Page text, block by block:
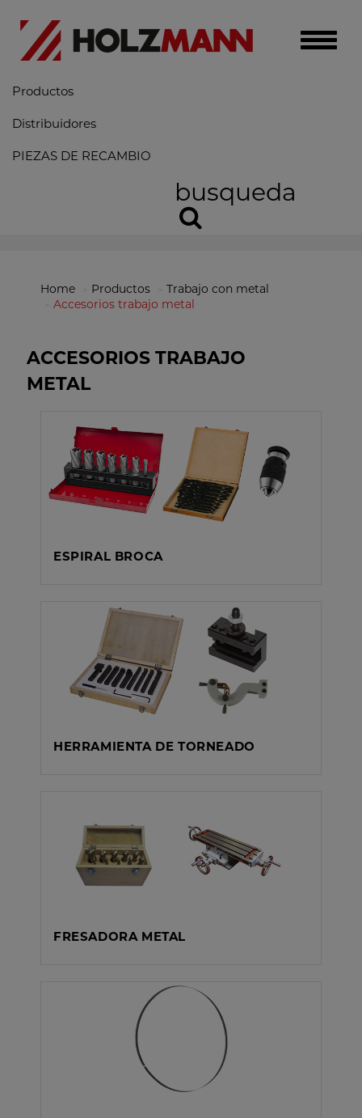
Toggle
Productos
Distribuidores
PIEZAS DE RECAMBIO
busqueda
Home Productos
Trabajo con metal
Accesorios trabajo metal
ACCESORIOS TRABAJO
METAL
ESPIRAL BROCA
HERRAMIENTA DE TORNEADO
FRESADORA METAL